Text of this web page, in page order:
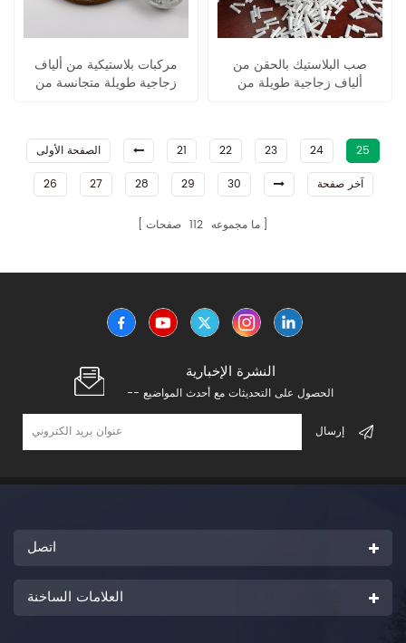
مركبات بلاستيكية من ألياف
زجاجية طويلة متجانسة من
صب البلاستيك بالحقن من
ألياف زجاجية طويلة من
الصفحة الأولى 21 22 23 24
25
26
27 28 29 30 آخر صفحة
ما مجموعه 112 صفحات
النشرة الإخبارية
-- الحصول على التحديثات مع أحدث المواضيع
اتصل
العلامات الساخنة